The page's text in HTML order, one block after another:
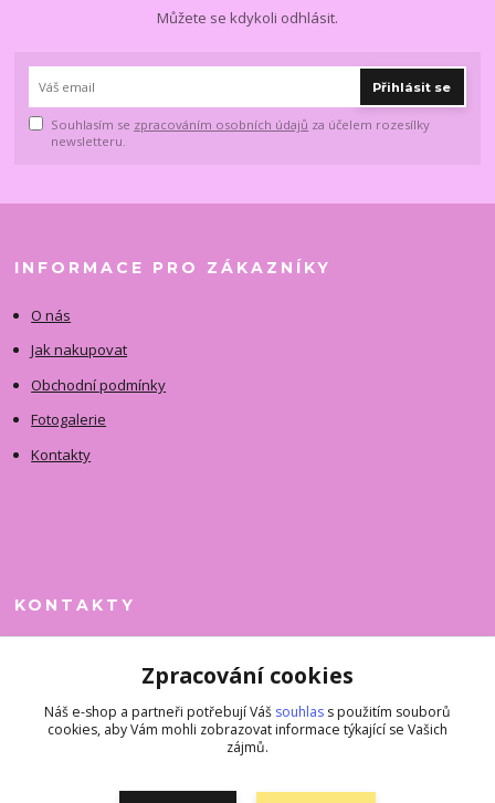
Můžete se kdykoli odhlásit.
Přihlásit se
Souhlasím se zpracováním osobních údajů za účelem rozesílky
newsletteru.
INFORMACE PRO ZÁKAZNÍKY
O nás
Jak nakupovat
Obchodní podmínky
Fotogalerie
Kontakty
KONTAKTY
+420 731 390 323
superkousky@jetovmode.cz
Zpracování cookies
Náš e-shop a partneři potřebují Váš souhlas s použitím souborů
cookies, aby Vám mohli zobrazovat informace týkající se Vašich
zájmů.